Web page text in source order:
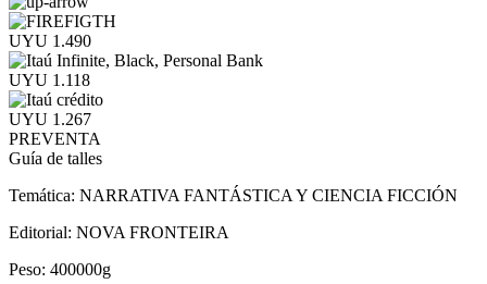
UYU 1.490
UYU 1.118
UYU 1.267
PREVENTA
Guía de talles
Temática: NARRATIVA FANTÁSTICA Y CIENCIA FICCIÓN
Editorial: NOVA FRONTEIRA
Peso: 400000g